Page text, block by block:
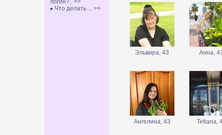
логин?.. >>
Что делать ... >>
Эльвира, 43 Анна,
Ангелина, 43 Tetiana,